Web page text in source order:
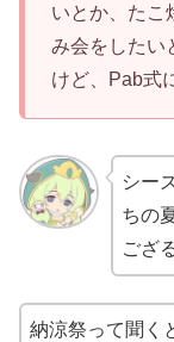
いとか、たこ
み会をしたい
けど、Pab式
シー
ちの
ござ
納涼祭って聞く